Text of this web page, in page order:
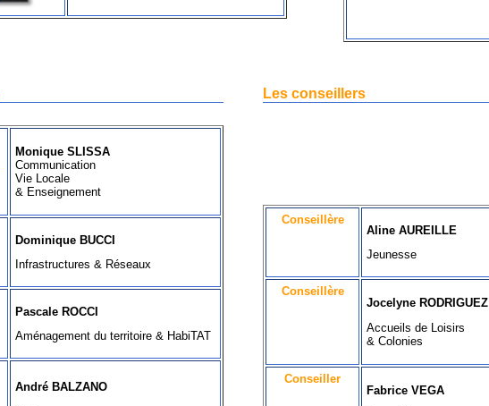
Les conseillers
Monique SLISSA
Communication
Vie Locale
& Enseignement
Dominique BUCCI
Infrastructures & Réseaux
Pascale ROCCI
Aménagement du territoire & HabiTAT
André BALZANO
Conseillère
Aline AUREILLE
Jeunesse
Conseillère
Jocelyne RODRIGUEZ
Accueils de Loisirs
& Colonies
Conseiller
Fabrice VEGA